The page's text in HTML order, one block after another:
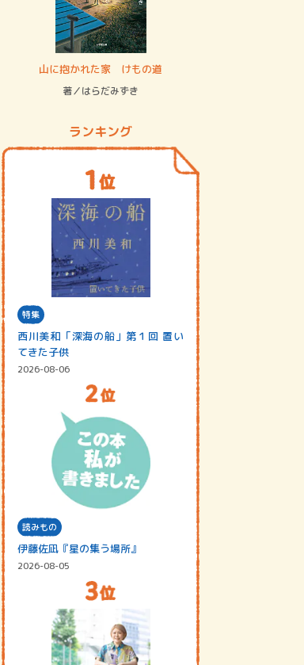
山に抱かれた家 けもの道
著／はらだみずき
ランキング
特集
西川美和「深海の船」第１回 置い
てきた子供
2026-08-06
読みもの
伊藤佐凪『星の集う場所』
2026-08-05